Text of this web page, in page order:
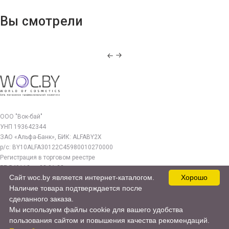
Вы смотрели
ООО "Вок-бай"
УНП 193642344
ЗАО «Альфа-Банк», БИК: ALFABY2X
р/с: BY10ALFA30122C45980010270000
Регистрация в торговом реестре
РБ 549112 от 03.01.23г.
Юр. адрес:
220140, г. Минск, ул. Бурдейного 22, оф.212
woc.by@yandex.by
Хорошо
Сайт woc.by является интернет-каталогом.
Наличие товара подтверждается после
сделанного заказа.
Мы используем файлы cookie для вашего удобства
пользования сайтом и повышения качества рекомендаций.